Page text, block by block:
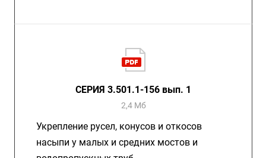
СЕРИЯ 3.501.1-156 вып. 1
2,4 Мб
Укрепление русел, конусов и откосов
насыпи у малых и средних мостов и